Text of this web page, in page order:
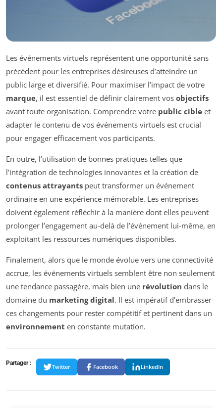
Les événements virtuels représentent une opportunité sans
précédent pour les entreprises désireuses d’atteindre un
public large et diversifié. Pour maximiser l’impact de votre
marque, il est essentiel de définir clairement vos objectifs
avant toute organisation. Comprendre votre public cible et
adapter le contenu de vos événements virtuels est crucial
pour engager efficacement vos participants.
En outre, l’utilisation de bonnes pratiques telles que
l’intégration de technologies innovantes et la création de
contenus attrayants peut transformer un événement
ordinaire en une expérience mémorable. Les entreprises
doivent également réfléchir à la manière dont elles peuvent
prolonger l’engagement au-delà de l’événement lui-même, en
exploitant les ressources numériques disponibles.
Finalement, alors que le monde évolue vers une connectivité
accrue, les événements virtuels semblent être non seulement
une tendance passagère, mais bien une révolution dans le
domaine du marketing digital. Il est impératif d’embrasser
ces changements pour rester compétitif et pertinent dans un
environnement en constante mutation.
Partager :
Twitter Facebook LinkedIn